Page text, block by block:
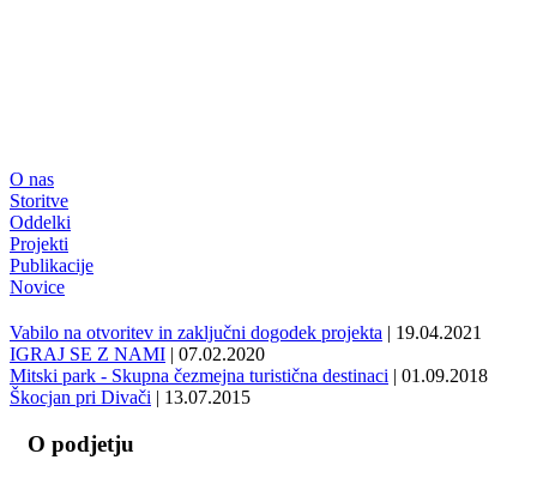
O nas
Storitve
Oddelki
Projekti
Publikacije
Novice
Vabilo na otvoritev in zaključni dogodek projekta | 19.04.2021
IGRAJ SE Z NAMI | 07.02.2020
Mitski park - Skupna čezmejna turistična destinaci | 01.09.2018
Škocjan pri Divači | 13.07.2015
O podjetju